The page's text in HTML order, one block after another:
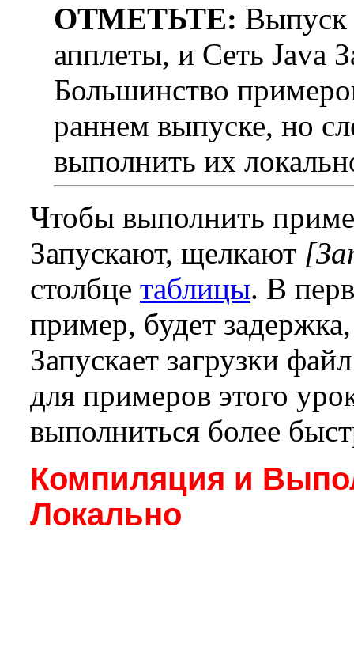
ОТМЕТЬТЕ: Выпуск
апплеты, и Сеть Java
Большинство
раннем выпуске, но
выполнить их
Чтобы выполнить
Запускают, щелкают
столбце таблицы. В
пример, будет
Запускает загрузки
для примеров этого
выполниться более
Компиляция и
Локально